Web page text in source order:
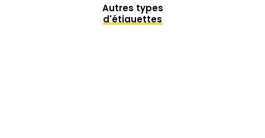
Autres types
d'étiquettes